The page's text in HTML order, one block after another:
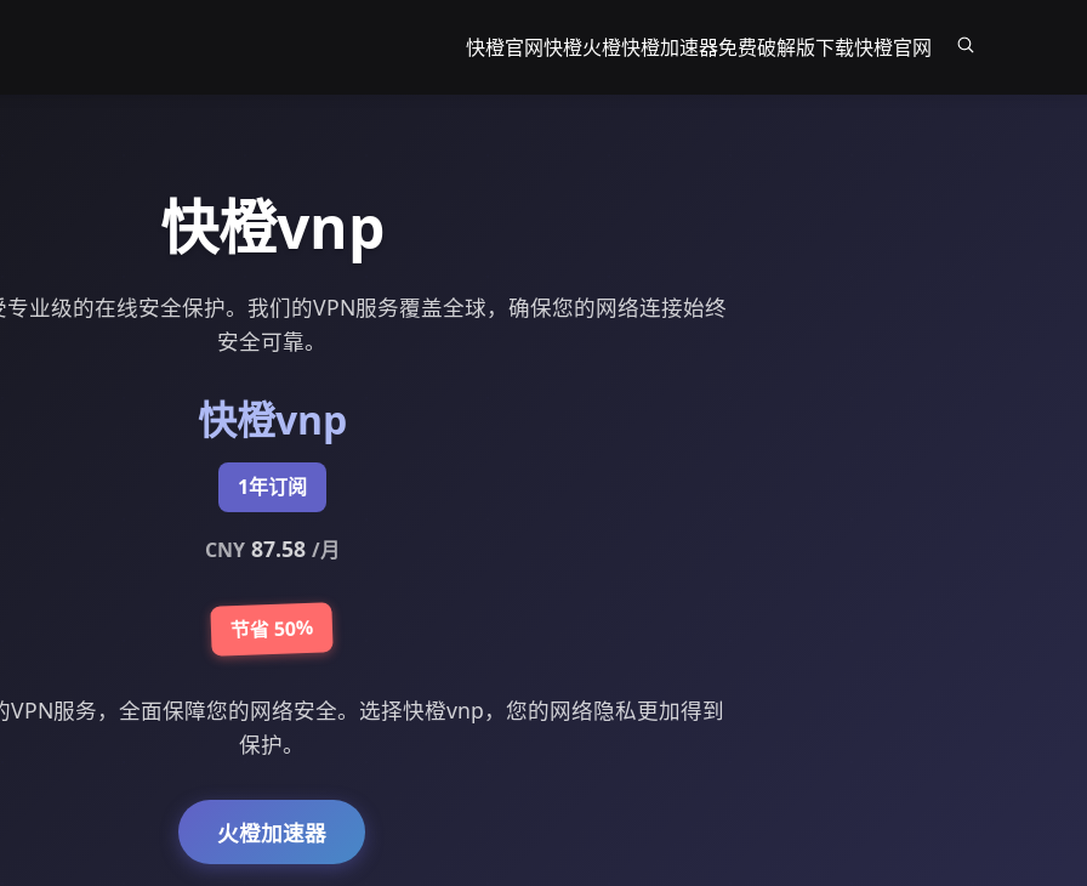
快橙官网快橙火橙快橙加速器免费破解版下载快橙官网
快橙vnp
业级的在线安全保护。我们的VPN服务覆盖全球，确保您的网络连接始终
安全可靠。
快橙vnp
1年订阅
CNY87.58 /月
节省 50%
服务，全面保障您的网络安全。选择快橙vnp，您的网络隐私更加得到
保护。
火橙加速器